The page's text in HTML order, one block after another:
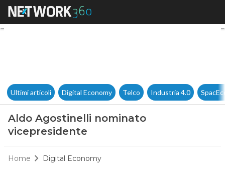
Aldo Agostinelli nominato
Ultimi articoli Digital Economy Telco Industria 4.0
Aldo Agostinelli nominato
vicepresidente
Home Digital Economy